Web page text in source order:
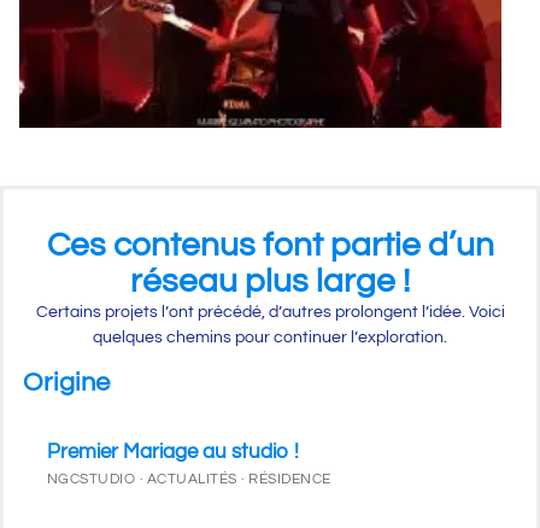
Ces contenus font partie d’un
réseau plus large !
Certains projets l’ont précédé, d’autres prolongent l’idée. Voici
quelques chemins pour continuer l’exploration.
Origine
Premier Mariage au studio !
NGCSTUDIO · ACTUALITÉS · RÉSIDENCE